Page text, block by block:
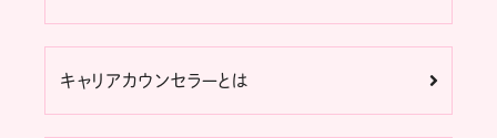
キャリアカウンセラーとは